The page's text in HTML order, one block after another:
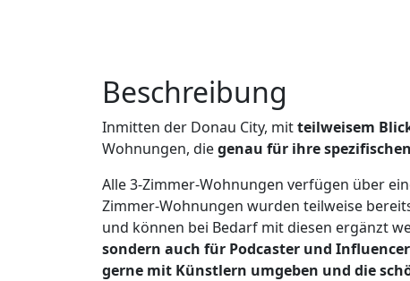
Beschreibung
Inmitten der Donau City, mitteilweisem
Wohnungen, diegenau für ihre
Alle 3-Zimmer-Wohnungen verfügen über
Zimmer-Wohnungen wurden teilweise
und können bei Bedarf mit diesen ergänzt
sondern auch für Podcaster und
gerne mit Künstlern umgeben und die